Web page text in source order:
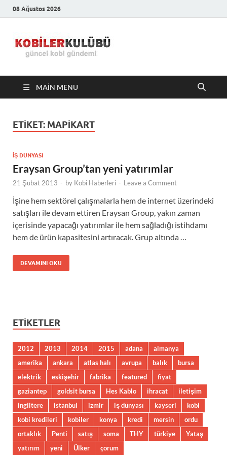
08 Ağustos 2026
Kulübü –
En Güncel
MAIN MENU
ETIKET: MAPIKART
İŞ DÜNYASI
Eraysan Group’tan yeni yatırımlar
21 Şubat 2013 - by Kobi Haberleri - Leave a Comment
İşine hem sektörel çalışmalarla hem de internet üzerindeki
satışları ile devam ettiren Eraysan Group, yakın zaman
içerisinde yapacağı yatırımlar ile hem sağladığı istihdamı
hem de ürün kapasitesini artıracak. Grup altında …
DEVAMINI OKU
ETIKETLER
2012 2013 2014 2015 adana
almanya
amerika
ankara atlas halı avrupa balık
bursa
elektrik
eskişehir fabrika featured
fiyat
gaziantep
goldsit bursa Hes Kablo ihracat
iletişim
ingiltere
istanbul izmir iş dünyası kayseri
kobi
kobi kredileri
kobiler konya kredi mersin
ordu
ortaklık
Penti satış soma THY türkiye
Yataş
yatırım
yeni Ülker çorum